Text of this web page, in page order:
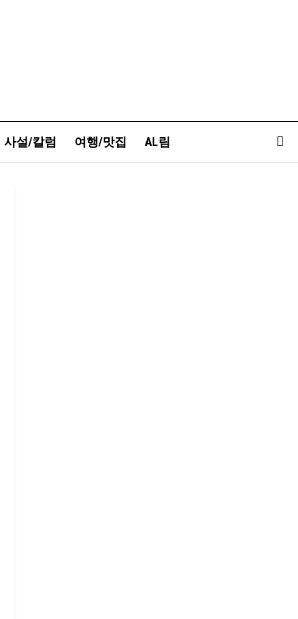
사설/칼럼 여행/맛집 AL림